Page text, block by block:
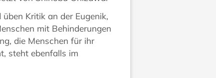
Kritik an der Eugenik,
mit Behinderungen
die Menschen für ihr
steht ebenfalls im